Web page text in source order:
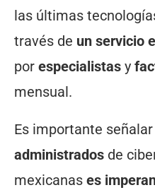
las últimas
través de un servicio
por especialistas y
mensual.
Es importante
administrados de
mexicanas es